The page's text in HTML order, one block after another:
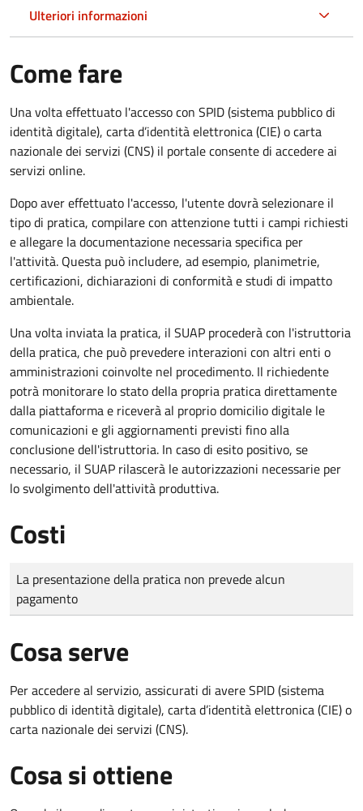
Ulteriori informazioni
Come fare
Una volta effettuato l'accesso con SPID (sistema pubblico di
identità digitale), carta d’identità elettronica (CIE) o carta
nazionale dei servizi (CNS) il portale consente di accedere ai
servizi online.
Dopo aver effettuato l'accesso, l'utente dovrà selezionare il
tipo di pratica, compilare con attenzione tutti i campi richiesti
e allegare la documentazione necessaria specifica per
l'attività. Questa può includere, ad esempio, planimetrie,
certificazioni, dichiarazioni di conformità e studi di impatto
ambientale.
Una volta inviata la pratica, il SUAP procederà con l'istruttoria
della pratica, che può prevedere interazioni con altri enti o
amministrazioni coinvolte nel procedimento. Il richiedente
potrà monitorare lo stato della propria pratica direttamente
dalla piattaforma e riceverà al proprio domicilio digitale le
comunicazioni e gli aggiornamenti previsti fino alla
conclusione dell'istruttoria. In caso di esito positivo, se
necessario, il SUAP rilascerà le autorizzazioni necessarie per
lo svolgimento dell'attività produttiva.
Costi
Tipo di pagamento
Importo
La presentazione della pratica non prevede alcun
pagamento
Cosa serve
Per accedere al servizio, assicurati di avere SPID (sistema
pubblico di identità digitale), carta d’identità elettronica (CIE) o
carta nazionale dei servizi (CNS).
Cosa si ottiene